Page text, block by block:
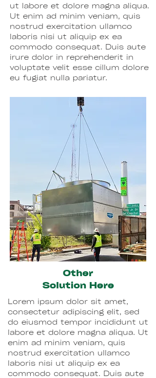
ut labore et dolore magna aliqua.
Ut enim ad minim veniam, quis
nostrud exercitation ullamco
laboris nisi ut aliquip ex ea
commodo consequat. Duis aute
irure dolor in reprehenderit in
voluptate velit esse cillum dolore
eu fugiat nulla pariatur.
Other
Solution Here
Lorem ipsum dolor sit amet,
consectetur adipiscing elit, sed
do eiusmod tempor incididunt ut
labore et dolore magna aliqua. Ut
enim ad minim veniam, quis
nostrud exercitation ullamco
laboris nisi ut aliquip ex ea
commodo consequat. Duis aute